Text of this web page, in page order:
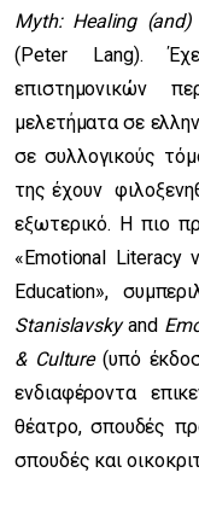
Myth: Healing
(Peter Lang).
επιστημονικών
μελετήματα σε
σε συλλογικούς
της έχουν
εξωτερικό. Η πιο
«Emotional
Education»,
Stanislavskyand
& Culture(υπό
ενδιαφέροντα
θέατρο, σπουδές
σπουδές και